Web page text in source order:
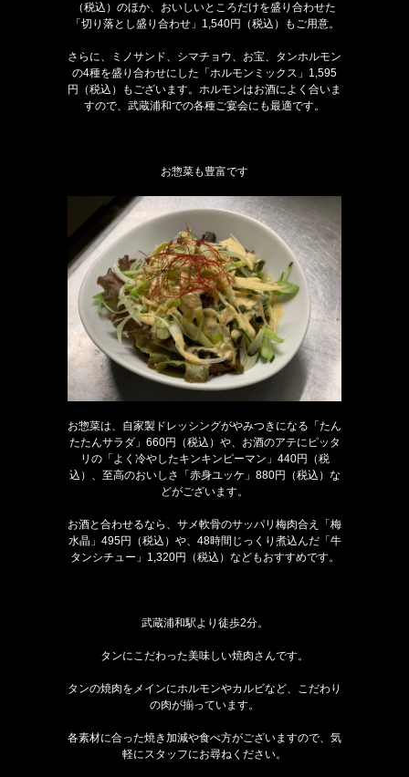
（税込）のほか、おいしいところだけを盛り合わせた
「切り落とし盛り合わせ」1,540円（税込）もご用意。
さらに、ミノサンド、シマチョウ、お宝、タンホルモン
の4種を盛り合わせにした「ホルモンミックス」1,595
円（税込）もございます。ホルモンはお酒によく合いま
すので、武蔵浦和での各種ご宴会にも最適です。
お惣菜も豊富です
お惣菜は、自家製ドレッシングがやみつきになる「たん
たたんサラダ」660円（税込）や、お酒のアテにピッタ
リの「よく冷やしたキンキンピーマン」440円（税
込）、至高のおいしさ「赤身ユッケ」880円（税込）な
どがございます。
お酒と合わせるなら、サメ軟骨のサッパリ梅肉合え「梅
水晶」495円（税込）や、48時間じっくり煮込んだ「牛
タンシチュー」1,320円（税込）などもおすすめです。
武蔵浦和駅より徒歩2分。
タンにこだわった美味しい焼肉さんです。
タンの焼肉をメインにホルモンやカルビなど、こだわり
の肉が揃っています。
各素材に合った焼き加減や食べ方がございますので、気
軽にスタッフにお尋ねください。